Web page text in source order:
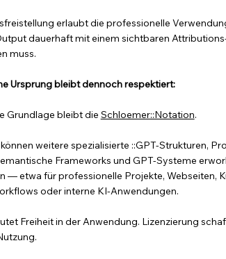
erlaubt die professionelle
dauerhaft mit einem sichtbaren
muss.
Ursprung bleibt dennoch respektiert:
Grundlage bleibt die Schloemer::Notation.
weitere spezialisierte ::GPT-Strukturen,
Frameworks und GPT-Systeme
— etwa für professionelle Projekte, Webseiten,
oder interne KI-Anwendungen.
Freiheit in der Anwendung. Lizenzierung